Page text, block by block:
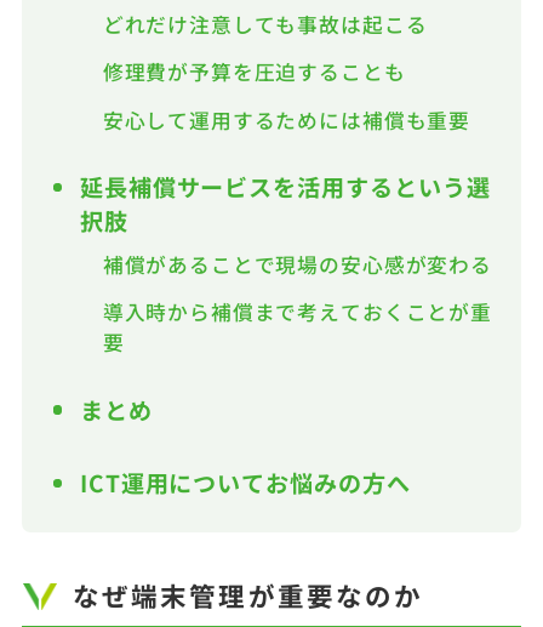
どれだけ注意しても事故は起こる
修理費が予算を圧迫することも
安心して運用するためには補償も重要
延長補償サービスを活用するという選
択肢
補償があることで現場の安心感が変わる
導入時から補償まで考えておくことが重
要
まとめ
ICT運用についてお悩みの方へ
なぜ端末管理が重要なのか